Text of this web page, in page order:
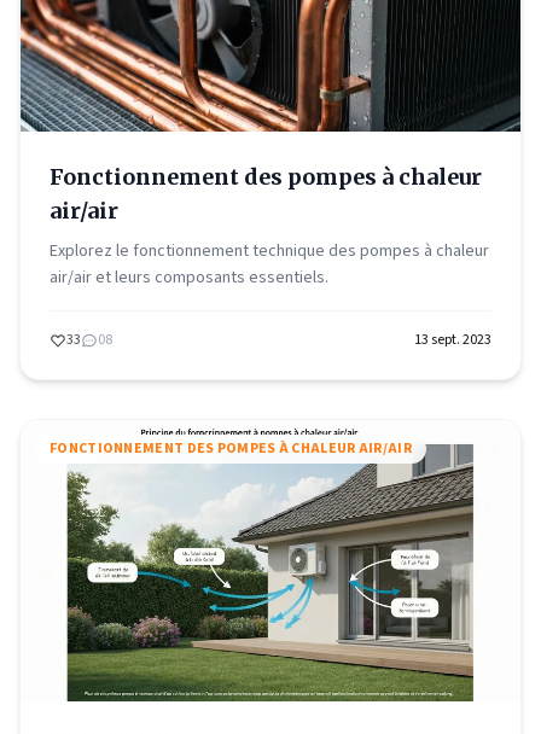
Fonctionnement des pompes à chaleur
air/air
Explorez le fonctionnement technique des pompes à chaleur
air/air et leurs composants essentiels.
33 08 13 sept. 2023
FONCTIONNEMENT DES POMPES À CHALEUR AIR/AIR